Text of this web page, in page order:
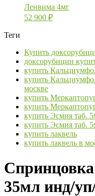
Ленвима 4мг
52 900 ₽
Теги
Купить
доксорубицин
купить
купить
москве
купить
купить
купить Эсмия таб.
купить Эсмия таб.
купить лаквель
купить лаквель в
35мл инд/